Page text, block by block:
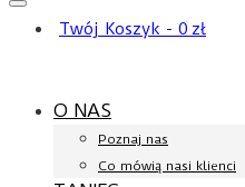
Twój Koszyk - 0 zł
O NAS
Poznaj nas
Co mówią nasi klienci